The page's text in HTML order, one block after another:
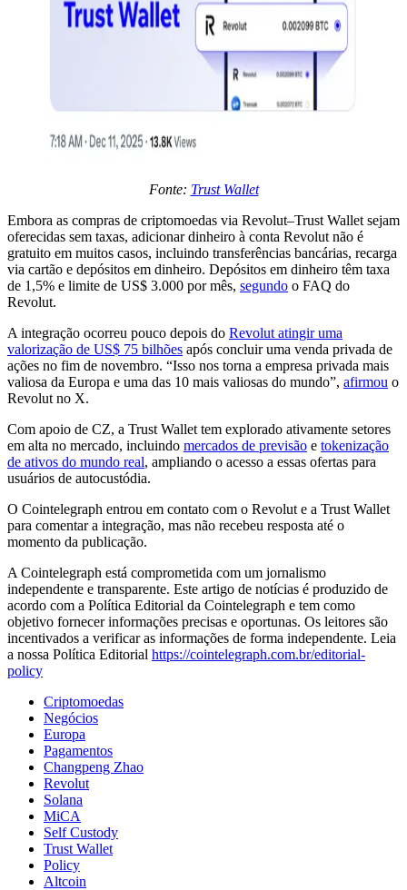
Fonte: Trust Wallet
Embora as compras de criptomoedas via Revolut–Trust Wallet sejam
oferecidas sem taxas, adicionar dinheiro à conta Revolut não é
gratuito em muitos casos, incluindo transferências bancárias, recarga
via cartão e depósitos em dinheiro. Depósitos em dinheiro têm taxa
de 1,5% e limite de US$ 3.000 por mês, segundo o FAQ do
Revolut.
A integração ocorreu pouco depois do Revolut atingir uma
valorização de US$ 75 bilhões após concluir uma venda privada de
ações no fim de novembro. “Isso nos torna a empresa privada mais
valiosa da Europa e uma das 10 mais valiosas do mundo”, afirmou o
Revolut no X.
Com apoio de CZ, a Trust Wallet tem explorado ativamente setores
em alta no mercado, incluindo mercados de previsão e tokenização
de ativos do mundo real, ampliando o acesso a essas ofertas para
usuários de autocustódia.
O Cointelegraph entrou em contato com o Revolut e a Trust Wallet
para comentar a integração, mas não recebeu resposta até o
momento da publicação.
A Cointelegraph está comprometida com um jornalismo
independente e transparente. Este artigo de notícias é produzido de
acordo com a Política Editorial da Cointelegraph e tem como
objetivo fornecer informações precisas e oportunas. Os leitores são
incentivados a verificar as informações de forma independente. Leia
a nossa Política Editorial https://cointelegraph.com.br/editorial-
policy
Criptomoedas
Negócios
Europa
Pagamentos
Changpeng Zhao
Revolut
Solana
MiCA
Self Custody
Trust Wallet
Policy
Altcoin